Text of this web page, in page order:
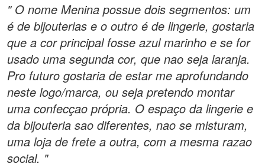
" O nome Menina possue dois segmentos: um
é de bijouterias e o outro é de lingerie, gostaria
que a cor principal fosse azul marinho e se for
usado uma segunda cor, que nao seja laranja.
Pro futuro gostaria de estar me aprofundando
neste logo/marca, ou seja pretendo montar
uma confecçao própria. O espaço da lingerie e
da bijouteria sao diferentes, nao se misturam,
uma loja de frete a outra, com a mesma razao
social. "